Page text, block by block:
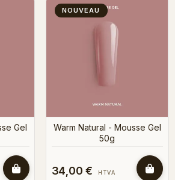
Gel
NOUVEAU
Warm Natural - Mousse Gel
50g
34,00 € HTVA